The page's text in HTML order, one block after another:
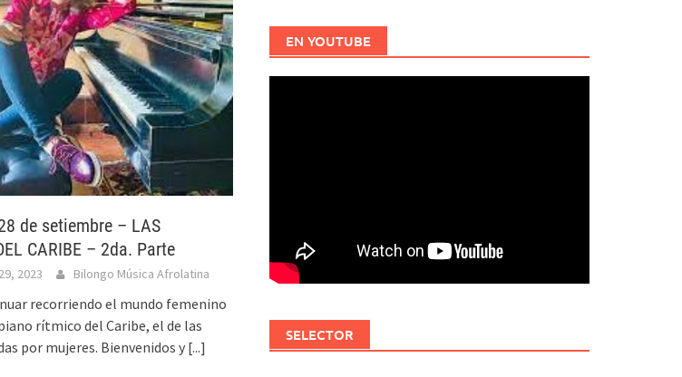
de setiembre – LAS
CARIBE – 2da. Parte
2023 Bilongo Música Afrolatina
recorriendo el mundo femenino
rítmico del Caribe, el de las
por mujeres. Bienvenidos y [...]
EN YOUTUBE
SELECTOR